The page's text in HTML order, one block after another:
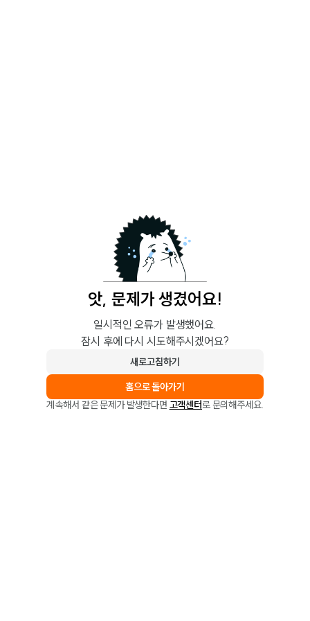
앗, 문제가 생겼어요!
일시적인 오류가 발생했어요.
잠시 후에 다시 시도해주시겠어요?
새로고침하기
홈으로 돌아가기
계속해서 같은 문제가 발생한다면 고객센터로 문의해주세요.